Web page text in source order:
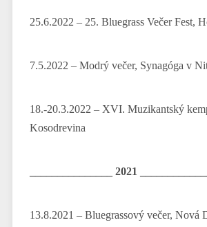
25.6.2022 – 25. Bluegrass Večer Fest,
7.5.2022 – Modrý večer, Synagóga v
18.-20.3.2022 – XVI. Muzikantský
Kosodrevina
_______________ 2021
13.8.2021 – Bluegrassový večer, Nová